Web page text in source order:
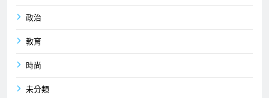
政治
教育
時尚
未分類